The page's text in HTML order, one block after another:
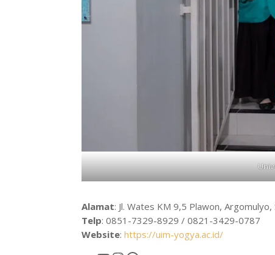
Alamat: Jl. Wates KM 9,5 Plawon,
Telp: 0851-7329-8929 / 0821-3429-0787
Website:https://uim-yogya.ac.id/